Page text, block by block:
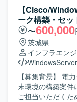
ただけます。 複
経験を積むこと
指す方にも適したポジショ
L2/L3スイッチ、
FortiGateや
環境です。
成変更や、NW機
た、頻度は高く
いただきます。 【求める人物像】 NW構成変更に伴うトラ
ブル発生時に、報
ております。障害
分けや関係者との
方です。 【ポジションの魅力】 大手SIerが提供するプライ
ベートクラウド
や各種NW機器の
で一連の工程を経
【Cisco/
ーク構築・セッ
〜600,000
茨城県
インフラエン
WindowsServer
【募集背景】 電
末環境の構築案件
ご担当いただくため